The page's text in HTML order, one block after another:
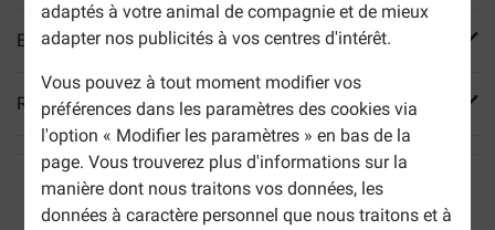
adaptés à votre animal de compagnie et de mieux
adapter nos publicités à vos centres d'intérêt.
Vous pouvez à tout moment modifier vos
préférences dans les paramètres des cookies via
l'option « Modifier les paramètres » en bas de la
page. Vous trouverez plus d'informations sur la
manière dont nous traitons vos données, les
données à caractère personnel que nous traitons et à
En savoir plus
Reviews